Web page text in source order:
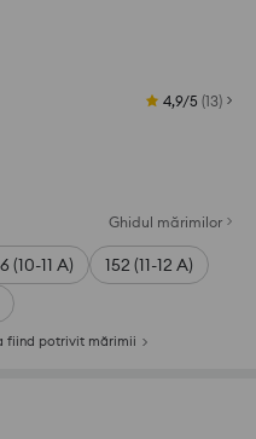
4,9/5 (13)
Ghidul mărimilor
(10-11 A)
152 (11-12 A)
fiind potrivit mărimii